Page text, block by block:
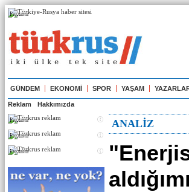
Реклама
GÜNDEM EKONOMİ SPOR YAŞAM
Reklam Hakkımızda
Реклама
Реклама
Реклама
ANALİZ